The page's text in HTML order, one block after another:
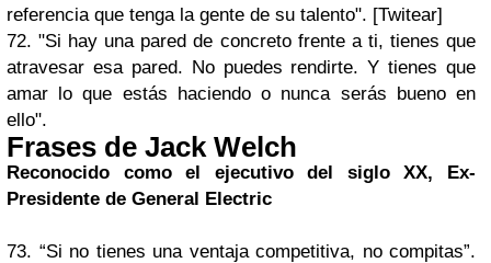
referencia que tenga la gente de su talento". [Twitear]
72. "Si hay una pared de concreto frente a ti, tienes que
atravesar esa pared. No puedes rendirte. Y tienes que
amar lo que estás haciendo o nunca serás bueno en
ello".
Frases de Jack Welch
Reconocido como el ejecutivo del siglo XX, Ex-
Presidente de General Electric
73. “Si no tienes una ventaja competitiva, no compitas”.